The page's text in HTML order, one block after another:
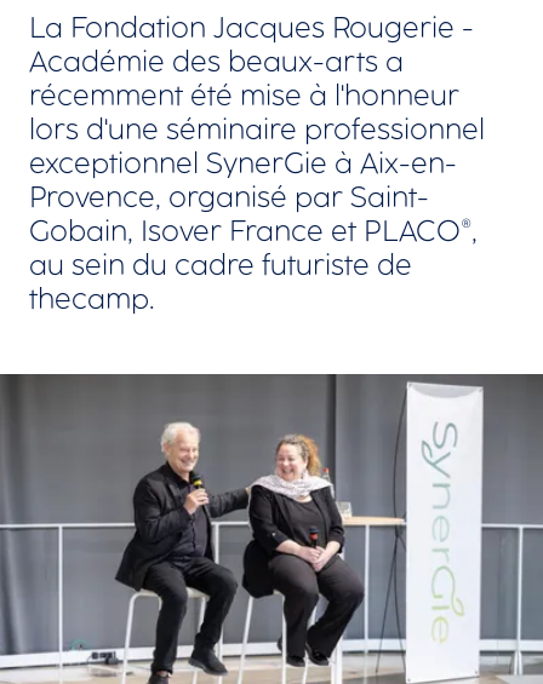
La Fondation Jacques Rougerie -
Académie des beaux-arts a
récemment été mise à l'honneur
lors d'une séminaire professionnel
exceptionnel SynerGie à Aix-en-
Provence, organisé par Saint-
Gobain, Isover France et PLACO®,
au sein du cadre futuriste de
thecamp.